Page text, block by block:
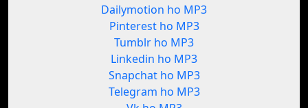
Dailymotion ho MP3
Pinterest ho MP3
Tumblr ho MP3
Linkedin ho MP3
Snapchat ho MP3
Telegram ho MP3